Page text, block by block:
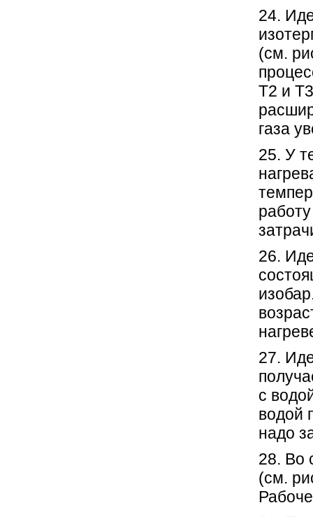
24.
(см.
Т2 и
газа
25. У
26.
27.
с
водой
надо
28. Во
(см.